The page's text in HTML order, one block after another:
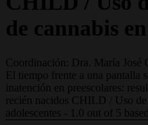
de cannabis
Coordinación: Dra. María José
El tiempo frente a una pantalla
inatención en preescolares:
recién nacidos CHILD / Uso de
adolescentes - 1.0 out of 5